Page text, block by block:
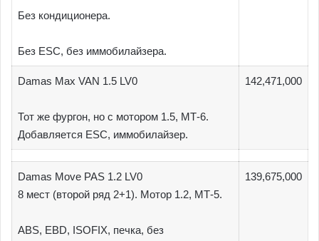
Без кондиционера.
Без ESC, без иммобилайзера.
Damas Max VAN 1.5 LV0
Тот же фургон, но с мотором 1.5, МТ-6.
Добавляется ESC, иммобилайзер.
142,471,000
Damas Move PAS 1.2 LV0
8 мест (второй ряд 2+1). Мотор 1.2, МТ-5.
ABS, EBD, ISOFIX, печка, без
139,675,000